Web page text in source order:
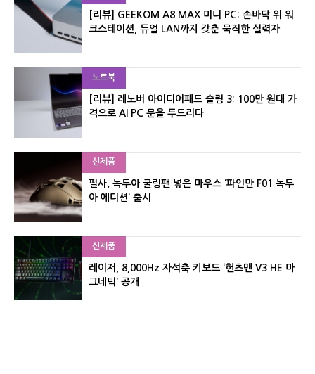
[리뷰] GEEKOM A8 MAX 미니 PC: 손바닥 위 워
크스테이션, 듀얼 LAN까지 갖춘 묵직한 실력자
노트북
[리뷰] 레노버 아이디어패드 슬림 3: 100만 원대 가
격으로 AI PC 문을 두드리다
신제품
펄사, 녹투아 쿨링팬 넣은 마우스 ‘파인만 F01 녹투
아 에디션’ 출시
신제품
레이저, 8,000Hz 자석축 키보드 ‘헌츠맨 V3 HE 마
그네틱’ 공개